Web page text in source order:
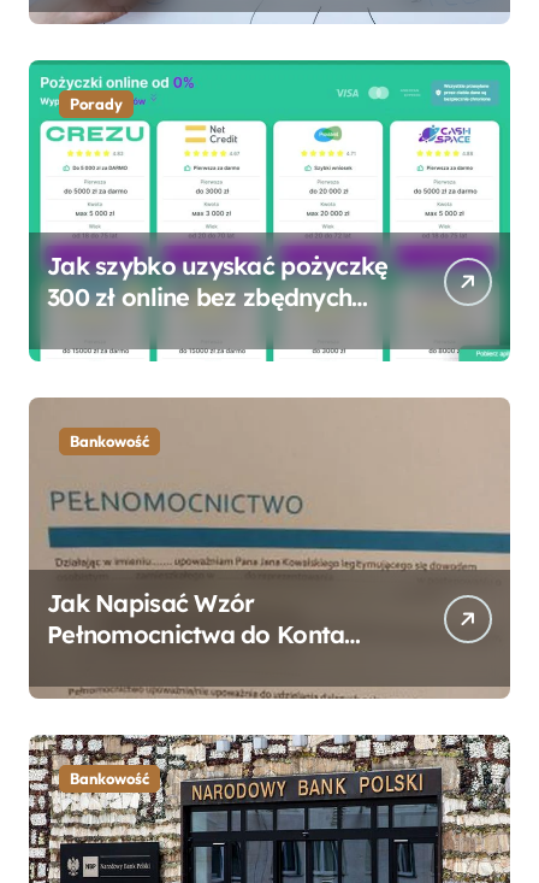
Porady
Jak szybko uzyskać pożyczkę
300 zł online bez zbędnych
Bankowość
Jak Napisać Wzór
Pełnomocnictwa do Konta
Przewodnik
Bankowość